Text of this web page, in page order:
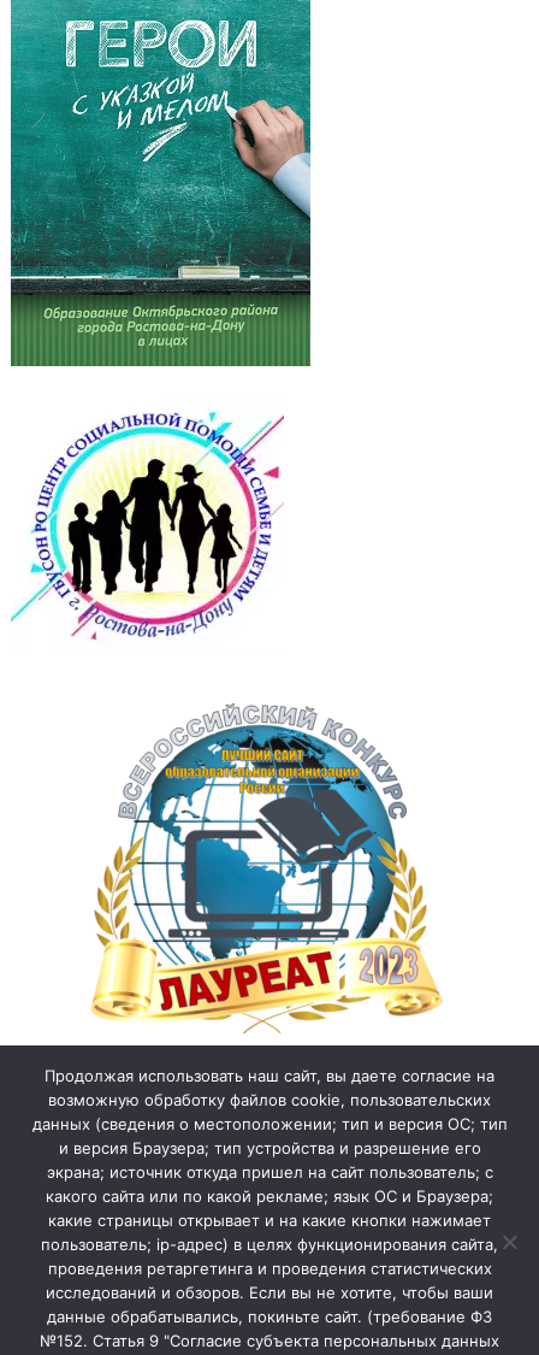
Продолжая использовать наш сайт, вы даете согласие на
возможную обработку файлов cookie, пользовательских
данных (сведения о местоположении; тип и версия ОС; тип
и версия Браузера; тип устройства и разрешение его
экрана; источник откуда пришел на сайт пользователь; с
какого сайта или по какой рекламе; язык ОС и Браузера;
какие страницы открывает и на какие кнопки нажимает
пользователь; ip-адрес) в целях функционирования сайта,
проведения ретаргетинга и проведения статистических
исследований и обзоров. Если вы не хотите, чтобы ваши
данные обрабатывались, покиньте сайт. (требование ФЗ
№152. Статья 9 "Согласие субъекта персональных данных